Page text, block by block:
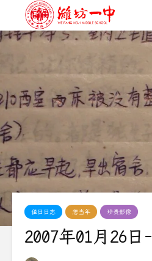
值日日志 想当年 珍贵影像
2007年01月26